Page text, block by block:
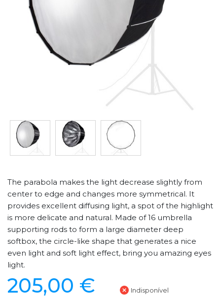
The parabola makes the light decrease slightly from
center to edge and changes more symmetrical. It
provides excellent diffusing light, a spot of the highlight
is more delicate and natural. Made of 16 umbrella
supporting rods to form a large diameter deep
softbox, the circle-like shape that generates a nice
even light and soft light effect, bring you amazing eyes
light.
205,00 € Indisponível